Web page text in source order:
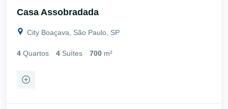
Casa Assobradada
City Boaçava, São Paulo, SP
4 Quartos 4 Suítes 700 m²